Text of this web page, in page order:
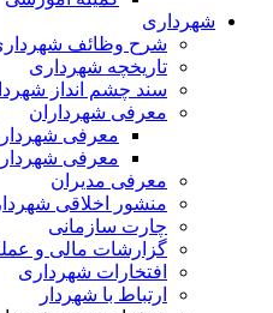
شهرداری
شرح وظائف
تاریخچه شهرداری
سند چشم انداز
معرفی شهرداران
معرفی
معرفی
معرفی مدیران
منشور اخلاقی
چارت سازمانی
گزارشات مالی و
افتخارات شهرداری
ارتباط با شهردار